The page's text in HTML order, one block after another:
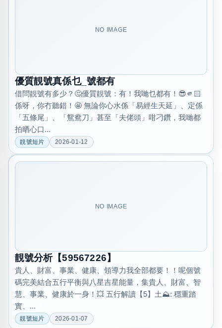
NO IMAGE
優質靚號真係乜_號都有
借問靚號有多少？🤔優質靚號：有！我哋乜都有！😎🫵🏻
係呀，你冇聽錯！🤩 無論你心水係「易經生天延」、定係
「五條尾」、「鴛鴦刀」甚至「夫佬頭」咁刁鑽，我哋都
拍晒心口...
靚號短片 2026-01-12
NO IMAGE
靚號分析【59567226】
貴人、財富、事業、健康、領導力我全部都要！！呢個號
碼完美結合五行平衡與八星吉星能量，集貴人、財富、智
慧、事業、健康於一身！💥 五行解讀【5】土⛰️: 穩重踏
實、...
靚號短片 2026-01-07